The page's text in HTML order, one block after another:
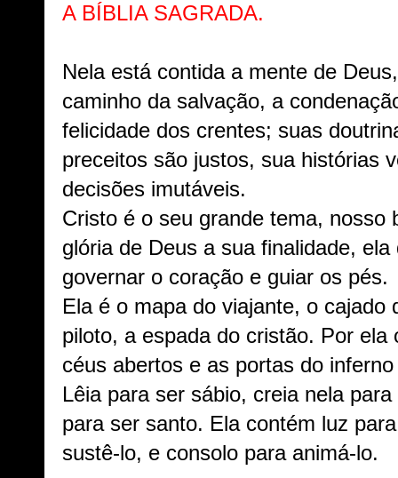
A BÍBLIA SAGRADA.
Nela está contida a mente de
caminho da salvação, a
felicidade dos crentes; suas
preceitos são justos, sua histórias
decisões imutáveis.
Cristo é o seu grande tema, nosso
glória de Deus a sua finalidade,
governar o coração e guiar os pés.
Ela é o mapa do viajante, o cajado
piloto, a espada do cristão. Por
céus abertos e as portas do
Lêia para ser sábio, creia nela
para ser santo. Ela contém luz
sustê-lo, e consolo para animá-lo.